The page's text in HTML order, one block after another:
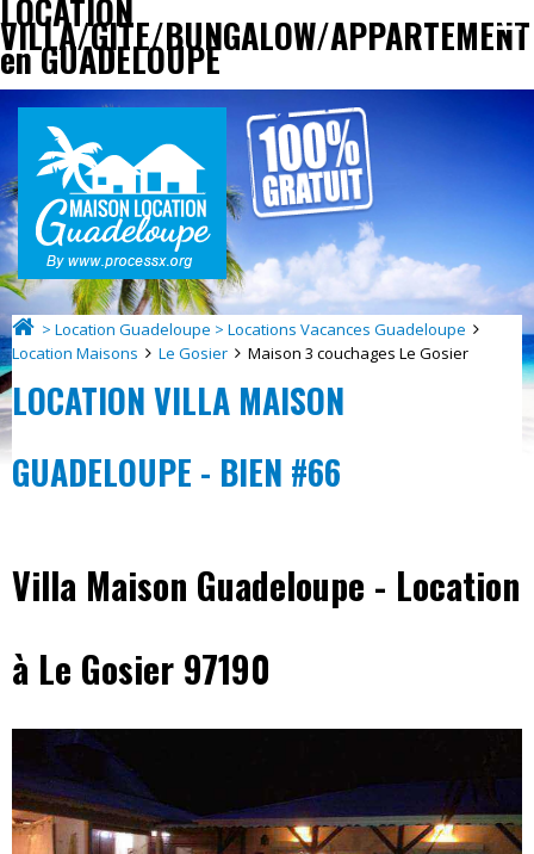
LOCATION
VILLA/GITE/BUNGALOW/APPARTEMENT
en GUADELOUPE
> Location Guadeloupe > Locations Vacances Guadeloupe
Location Maisons
Le Gosier Maison 3 couchages Le Gosier
LOCATION VILLA MAISON
GUADELOUPE - BIEN #66
Villa Maison Guadeloupe - Location
à Le Gosier 97190